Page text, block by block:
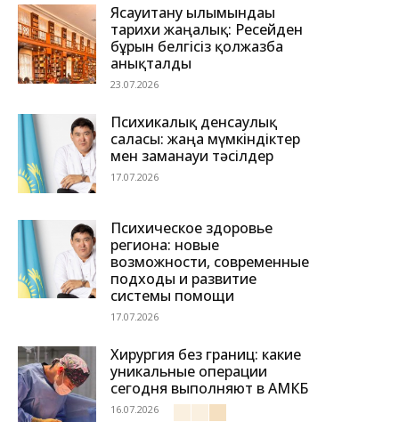
Ясауитану ғылымындағы
тарихи жаңалық: Ресейден
бұрын белгісіз қолжазба
анықталды
23.07.2026
Психикалық денсаулық
саласы: жаңа мүмкіндіктер
мен заманауи тәсілдер
17.07.2026
Психическое здоровье
региона: новые
возможности, современные
подходы и развитие
системы помощи
17.07.2026
Хирургия без границ: какие
уникальные операции
сегодня выполняют в АМКБ
16.07.2026